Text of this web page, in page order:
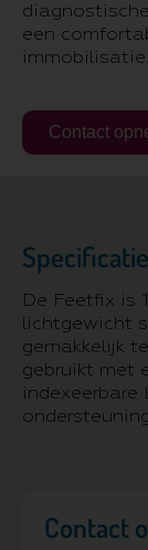
een
immobilisatie.
Contact
De Feetfix is
lichtgewicht
gemakkelijk
gebruikt met
indexeerbare
Contact